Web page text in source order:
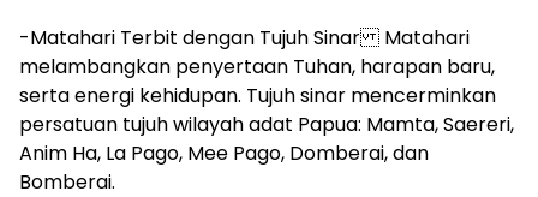
-Matahari Terbit dengan Tujuh Sinar Matahari
melambangkan penyertaan Tuhan, harapan baru,
serta energi kehidupan. Tujuh sinar mencerminkan
persatuan tujuh wilayah adat Papua: Mamta, Saereri,
Anim Ha, La Pago, Mee Pago, Domberai, dan
Bomberai.